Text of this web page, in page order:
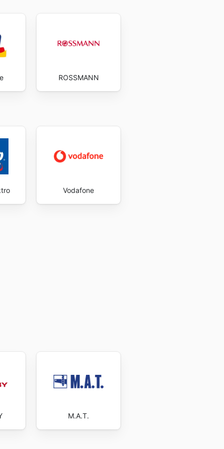
ROSSMANN
Vodafone
M.A.T.